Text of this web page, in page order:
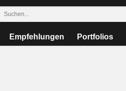
Empfehlungen Portfolios